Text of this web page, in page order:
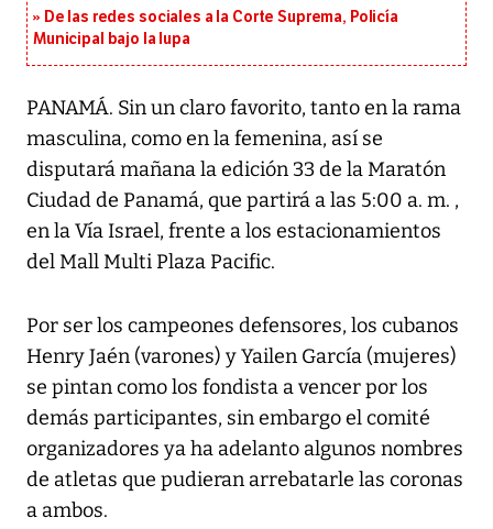
De las redes sociales a la Corte Suprema, Policía
Municipal bajo la lupa
PANAMÁ. Sin un claro favorito, tanto en la rama
masculina, como en la femenina, así se
disputará mañana la edición 33 de la Maratón
Ciudad de Panamá, que partirá a las 5:00 a. m. ,
en la Vía Israel, frente a los estacionamientos
del Mall Multi Plaza Pacific.
Por ser los campeones defensores, los cubanos
Henry Jaén (varones) y Yailen García (mujeres)
se pintan como los fondista a vencer por los
demás participantes, sin embargo el comité
organizadores ya ha adelanto algunos nombres
de atletas que pudieran arrebatarle las coronas
a ambos.